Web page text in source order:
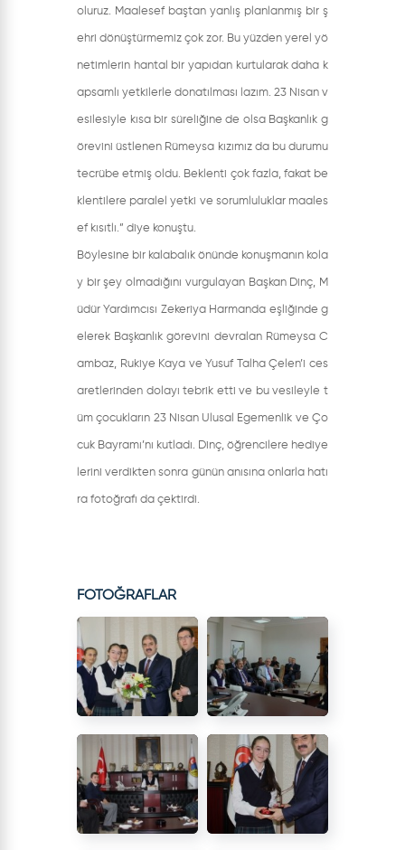
oluruz. Maalesef baştan yanlış planlanmış bir ş
ehri dönüştürmemiz çok zor. Bu yüzden yerel yö
netimlerin hantal bir yapıdan kurtularak daha k
apsamlı yetkilerle donatılması lazım. 23 Nisan v
esilesiyle kısa bir süreliğine de olsa Başkanlık g
örevini üstlenen Rümeysa kızımız da bu durumu
tecrübe etmiş oldu. Beklenti çok fazla, fakat be
klentilere paralel yetki ve sorumluluklar maales
ef kısıtlı.” diye konuştu.
Böylesine bir kalabalık önünde konuşmanın kola
y bir şey olmadığını vurgulayan Başkan Dinç, M
üdür Yardımcısı Zekeriya Harmanda eşliğinde g
elerek Başkanlık görevini devralan Rümeysa C
ambaz, Rukiye Kaya ve Yusuf Talha Çelen’i ces
aretlerinden dolayı tebrik etti ve bu vesileyle t
üm çocukların 23 Nisan Ulusal Egemenlik ve Ço
cuk Bayramı’nı kutladı. Dinç, öğrencilere hediye
lerini verdikten sonra günün anısına onlarla hatı
ra fotoğrafı da çektirdi.
FOTOĞRAFLAR